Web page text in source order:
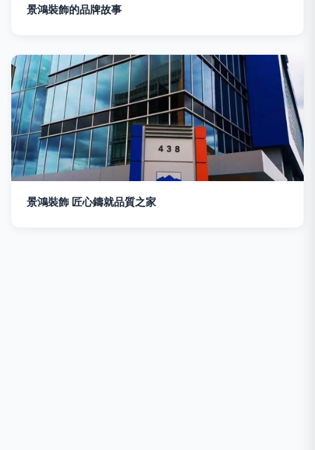
景鴻裝飾的品牌故事
景鴻裝飾 匠心鑄就品質之家